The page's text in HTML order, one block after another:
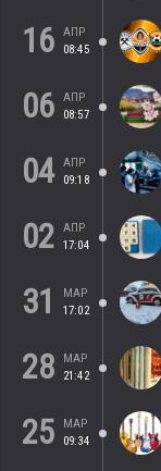
16
АПР
08:45
06
АПР
08:57
04 АПР
09:18
02
АПР
17:04
31
МАР
17:02
28
МАР
21:42
25
МАР
09:34